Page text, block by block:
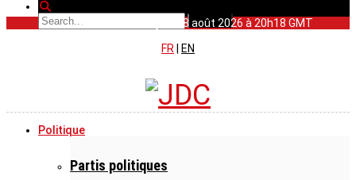
Dernière Mise à jour : 8 août 2026 à 20h18 GMT
FR
EN
Politique
Partis politiques